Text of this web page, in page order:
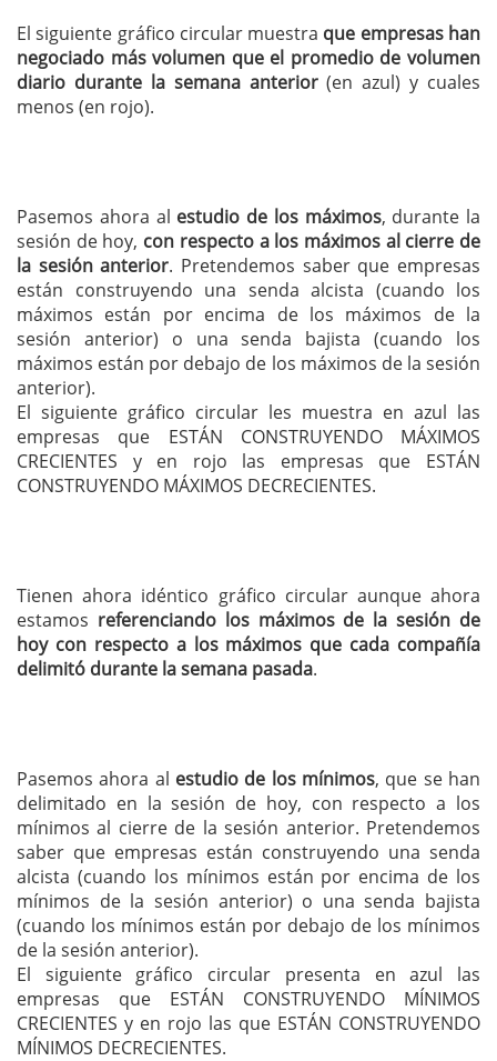
El siguiente gráfico circular muestra que empresas han
negociado más volumen que el promedio de volumen
diario durante la semana anterior(en azul) y cuales
menos (en rojo).
Pasemos ahora al estudio de los máximos, durante la
sesión de hoy, con respecto a los máximos al cierre de
la sesión anterior. Pretendemos saber que empresas
están construyendo una senda alcista (cuando los
máximos están por encima de los máximos de la
sesión anterior) o una senda bajista (cuando los
máximos están por debajo de los máximos de la sesión
anterior).
El siguiente gráfico circular les muestra en azul las
empresas que ESTÁN CONSTRUYENDO MÁXIMOS
CRECIENTES y en rojo las empresas que ESTÁN
CONSTRUYENDO MÁXIMOS DECRECIENTES.
Tienen ahora idéntico gráfico circular aunque ahora
estamos referenciando los máximos de la sesión de
hoy con respecto a los máximos que cada compañía
delimitó durante la semana pasada.
Pasemos ahora al estudio de los mínimos, que se han
delimitado en la sesión de hoy, con respecto a los
mínimos al cierre de la sesión anterior. Pretendemos
saber que empresas están construyendo una senda
alcista (cuando los mínimos están por encima de los
mínimos de la sesión anterior) o una senda bajista
(cuando los mínimos están por debajo de los mínimos
de la sesión anterior).
El siguiente gráfico circular presenta en azul las
empresas que ESTÁN CONSTRUYENDO MÍNIMOS
CRECIENTES y en rojo las que ESTÁN CONSTRUYENDO
MÍNIMOS DECRECIENTES.